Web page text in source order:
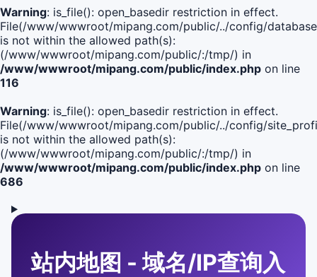
Warning: is_file(): open_basedir restriction in effect.
File(/www/wwwroot/mipang.com/public/../config/
is not within the allowed path(s):
(/www/wwwroot/mipang.com/public/:/tmp/) in
/www/wwwroot/mipang.com/public/index.php on line
116
Warning: is_file(): open_basedir restriction in effect.
File(/www/wwwroot/mipang.com/public/../config/
is not within the allowed path(s):
(/www/wwwroot/mipang.com/public/:/tmp/) in
/www/wwwroot/mipang.com/public/index.php on line
686
站内地图 - 域名/IP查询入